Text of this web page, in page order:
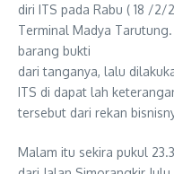
diri ITS pada Rabu ( 18 /2/
Terminal Madya
barang bukti
dari tanganya, lalu
ITS di dapat lah
tersebut dari rekan
Malam itu sekira pukul